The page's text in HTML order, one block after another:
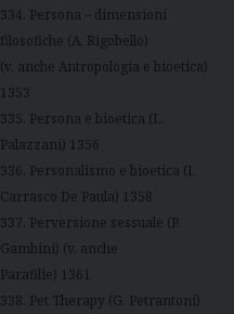
334. Persona – dimensioni
filosofiche (A. Rigobello)
(v. anche Antropologia e bioetica)
1353
335. Persona e bioetica (L.
Palazzani) 1356
336. Personalismo e bioetica (I.
Carrasco De Paula) 1358
337. Perversione sessuale (P.
Gambini) (v. anche
Parafilie) 1361
338. Pet Therapy (G. Petrantoni)